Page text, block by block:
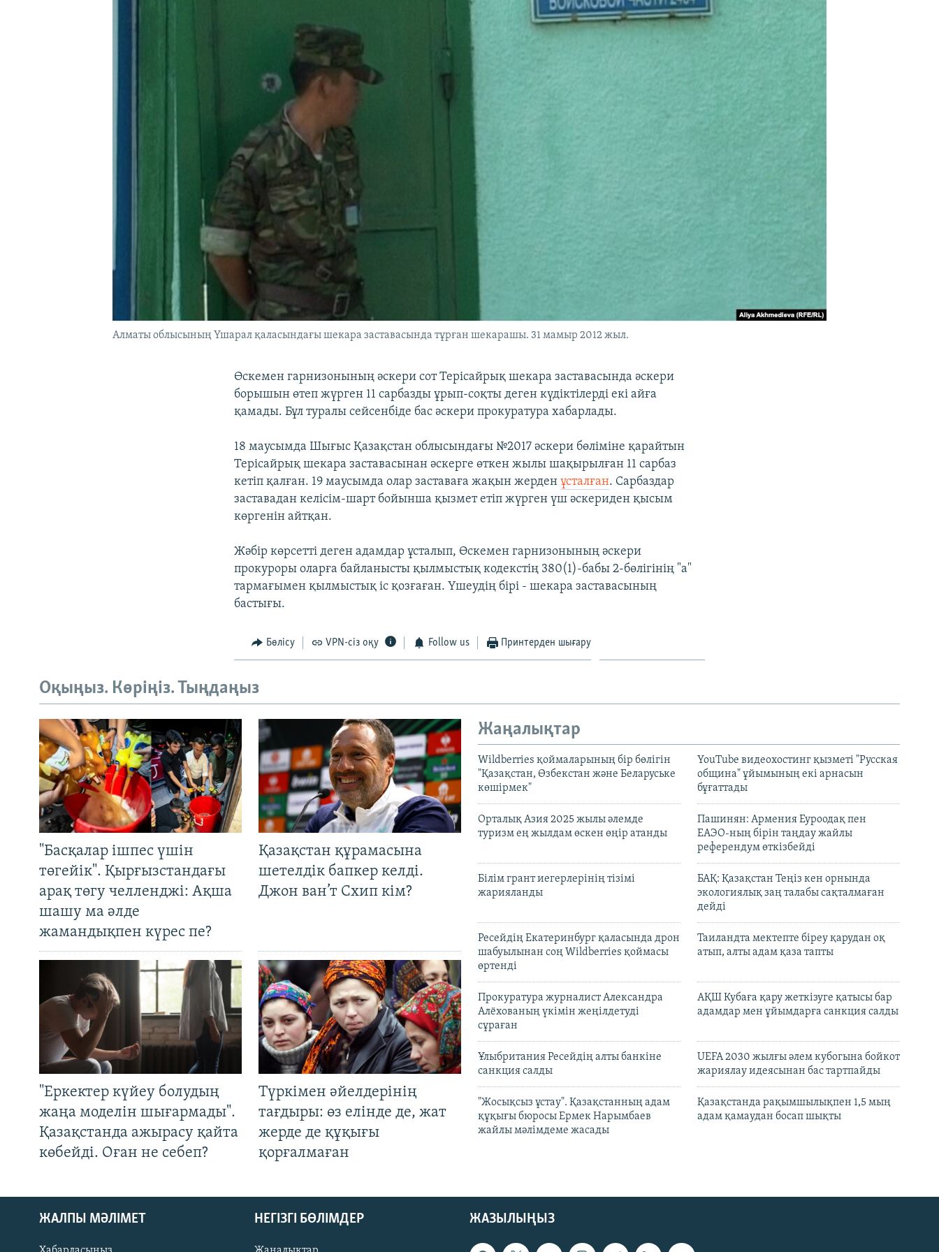
Алматы облысының Үшарал қаласындағы шекара заставасында тұрған шекарашы. 31 мамыр 2012 жыл.
Өскемен гарнизонының әскери сот Терісайрық шекара заставасында әскери
борышын өтеп жүрген 11 сарбазды ұрып-соқты деген күдіктілерді екі айға
қамады. Бұл туралы сейсенбіде бас әскери прокуратура хабарлады.
18 маусымда Шығыс Қазақстан облысындағы №2017 әскери бөліміне қарайтын
Терісайрық шекара заставасынан әскерге өткен жылы шақырылған 11 сарбаз
кетіп қалған. 19 маусымда олар заставаға жақын жерденұсталған. Сарбаздар
заставадан келісім-шарт бойынша қызмет етіп жүрген үш әскериден қысым
көргенін айтқан.
Жәбір көрсетті деген адамдар ұсталып, Өскемен гарнизонының әскери
прокуроры оларға байланысты қылмыстық кодекстің 380(1)-бабы 2-бөлігінің "а"
тармағымен қылмыстық іс қозғаған. Үшеудің бірі - шекара заставасының
бастығы.
Бөлісу VPN-сіз оқу Follow us Принтерден шығару
Оқыңыз. Көріңіз. Тыңдаңыз
"Басқалар ішпес үшін
төгейік". Қырғызстандағы
арақ төгу челленджі: Ақша
шашу ма әлде
жамандықпен күрес пе?
Қазақстан құрамасына
шетелдік бапкер келді.
Джон ван’т Схип кім?
"Еркектер күйеу болудың
жаңа моделін шығармады".
Қазақстанда ажырасу қайта
көбейді. Оған не себеп?
Түркімен әйелдерінің
тағдыры: өз елінде де, жат
жерде де құқығы
қорғалмаған
Жаңалықтар
Wildberries қоймаларының бір бөлігін
"Қазақстан, Өзбекстан және Беларуське
көшірмек"
YouTube видеохостинг қызметі "Русская
община" ұйымының екі арнасын
бұғаттады
Орталық Азия 2025 жылы әлемде
туризм ең жылдам өскен өңір атанды
Пашинян: Армения Еуроодақ пен
ЕАЭО-ның бірін таңдау жайлы
референдум өткізбейді
Білім грант иегерлерінің тізімі
жарияланды
БАҚ: Қазақстан Теңіз кен орнында
экологиялық заң талабы сақталмаған
дейді
Ресейдің Екатеринбург қаласында дрон
шабуылынан соң Wildberries қоймасы
өртенді
Таиландта мектепте біреу қарудан оқ
атып, алты адам қаза тапты
Прокуратура журналист Александра
Алёхованың үкімін жеңілдетуді
сұраған
АҚШ Кубаға қару жеткізуге қатысы бар
адамдар мен ұйымдарға санкция салды
Ұлыбритания Ресейдің алты банкіне
санкция салды
UEFA 2030 жылғы әлем кубогына бойкот
жариялау идеясынан бас тартпайды
"Жосықсыз ұстау". Қазақстанның адам
құқығы бюросы Ермек Нарымбаев
жайлы мәлімдеме жасады
Қазақстанда рақымшылықпен 1,5 мың
адам қамаудан босап шықты
ЖАЗЫЛЫҢЫЗ
ЖАЛПЫ МӘЛІМЕТ НЕГІЗГІ БӨЛІМДЕР